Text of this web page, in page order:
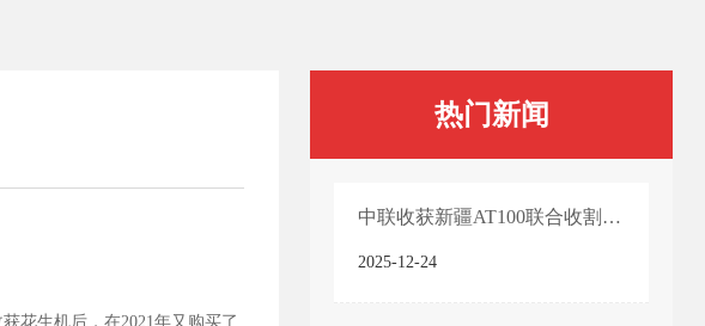
花生机后，在2021年又购买了
热门新闻
中联收获新疆AT100联合收割机产品技术亮点
2025-12-24